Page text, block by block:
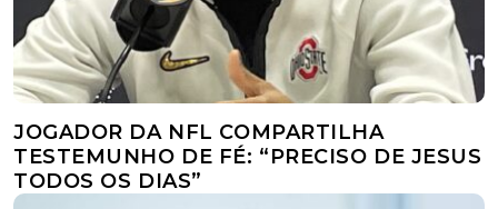
JOGADOR DA NFL COMPARTILHA
TESTEMUNHO DE FÉ: “PRECISO DE JESUS
TODOS OS DIAS”